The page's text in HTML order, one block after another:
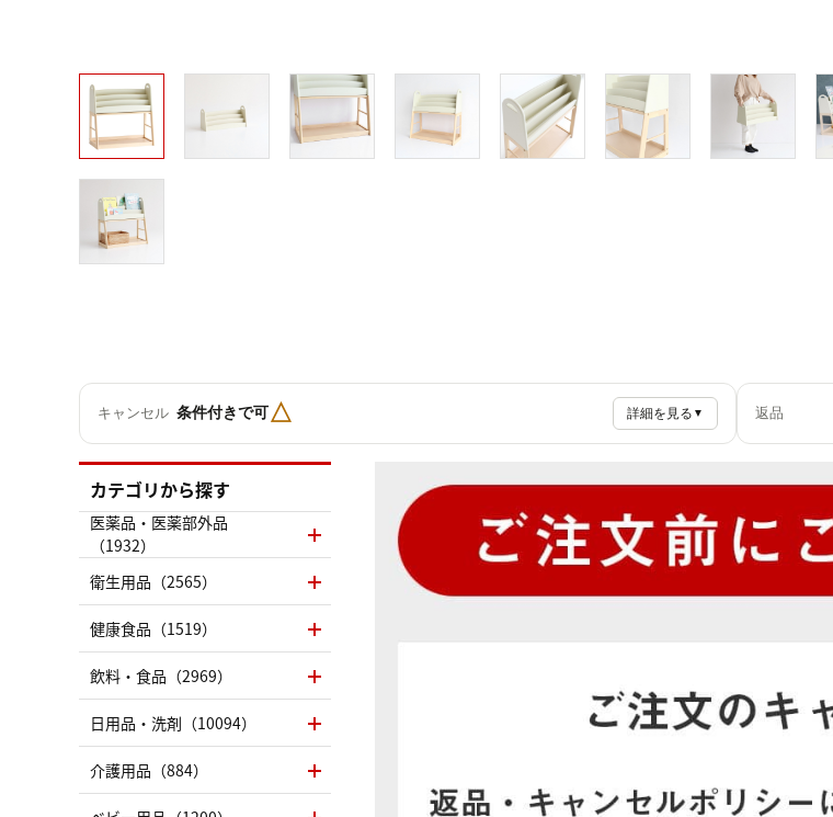
キャンセル 条件付きで可△ 詳細を見る ▼ 返品
カテゴリから探す
医薬品・医薬部外品
（1932）
衛生用品（2565）
健康食品（1519）
飲料・食品（2969）
日用品・洗剤（10094）
介護用品（884）